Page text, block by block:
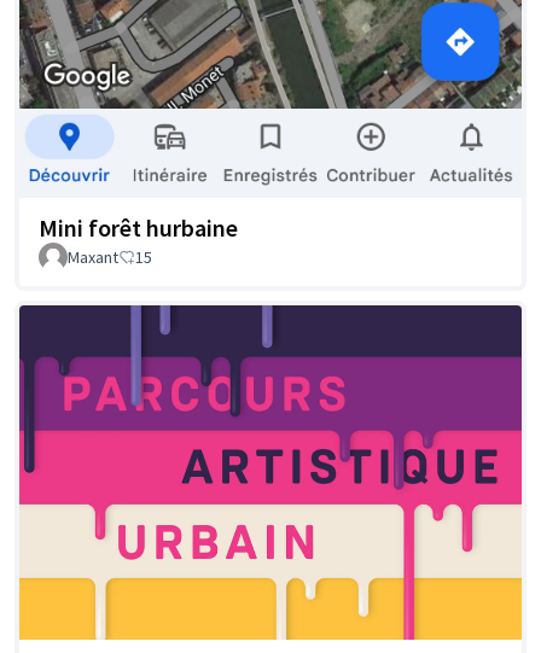
Mini forêt hurbaine
Maxant 15